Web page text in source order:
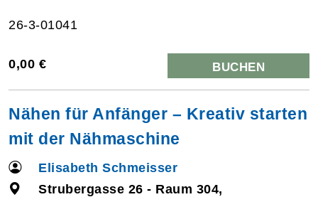
26-3-01041
0,00 € BUCHEN
Nähen für Anfänger – Kreativ starten
mit der Nähmaschine
Elisabeth Schmeisser
Strubergasse 26 - Raum 304,